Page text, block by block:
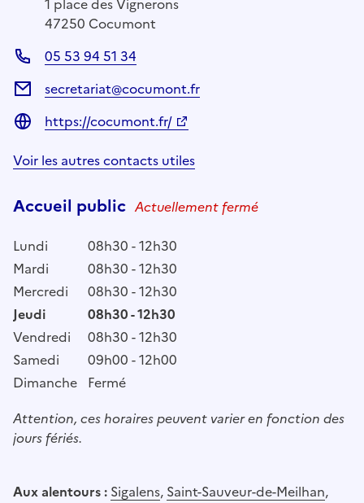
47250 Cocumont
05 53 94 51 34
secretariat@cocumont.fr
https://cocumont.fr/
Voir les autres contacts utiles
Accueil public Actuellement fermé
Lundi
08h30 - 12h30
Mardi
08h30 - 12h30
Mercredi
08h30 - 12h30
Jeudi
08h30 - 12h30
Vendredi
08h30 - 12h30
Samedi
09h00 - 12h00
Dimanche Fermé
Attention, ces horaires peuvent varier en fonction des
jours fériés.
Aux alentours : Sigalens, Saint-Sauveur-de-Meilhan,